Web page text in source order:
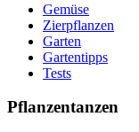
Gemüse
Zierpflanzen
Garten
Gartentipps
Tests
Pflanzentanzen